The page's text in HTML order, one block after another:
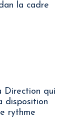
la cadre
Direction qui
disposition
rythme